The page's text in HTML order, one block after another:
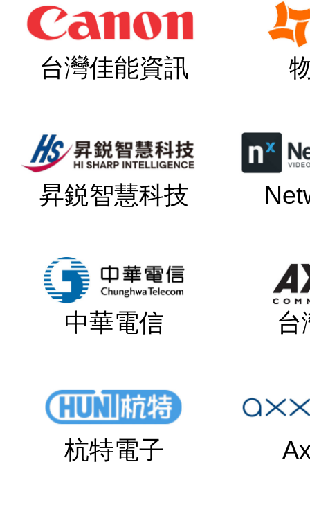
台灣佳能資訊
昇鋭智慧科技
中華電信 台
杭特電子